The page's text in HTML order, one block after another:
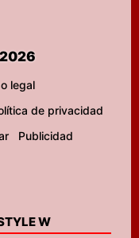
legal
de privacidad
Publicidad
W